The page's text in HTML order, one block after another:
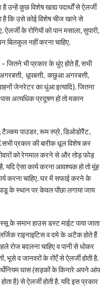
उन्हें कुछ विशेष खाद्य पदार्थों से ऐलर्जी
है कि उसे कोई विशेष चीज खाने से
के रोगियों को पान मसाला, सुपारी,
बिलकुल नहीं करना चाहिए.
जितने भी प्रकार के धुंए होते हैं, सभी
धूपबत्ती, कछुआ अगरबत्ती,
जेनरेटर का धुंआ इत्यादि). जितना
अत्यधिक प्रदूषण हो तो मकान
पाउडर, रूम स्प्रे, डिओडोरैंट,
प्रकार की बारीक धूल विशेष कर
को रेगमाल करने से और तोड़ फोड़
यदि ऐसा कार्य करना आवश्यक हो तो मूंह
करना चाहिए. घर में सफाई करने के
के स्थान पर केवल पोंछा लगाया जाय
के समान हाउस डस्ट माईट पाया जाता
राइनाइटिस व दमे के अटैक होते हैं
रोज बदलना चाहिए व पानी से धोकर
भूसे व जानवरों के रोंएँ से ऐलर्जी होती है.
घास (सड़कों के किनारे अपने आंप
है) से ऐलर्जी होती है. यदि इस प्रकार